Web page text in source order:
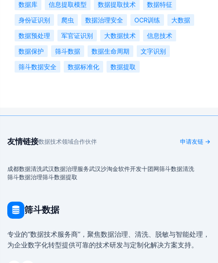
数据库
信息提取模型 数据提取技术
数据特征
身份证识别
爬虫 数据治理安全 OCR训练
大数据
数据预处理
军官证识别 大数据技术
信息技术
数据保护
筛斗数据 数据生命周期
文字识别
筛斗数据安全
数据标准化 数据提取
友情链接数据技术领域合作伙伴 申请友链 →
成都数据清洗武汉数据治理服务武汉沙淘金软件开发十团网筛斗数据清洗
筛斗数据治理筛斗数据提取
筛斗数据
专业的“数据技术服务商”，聚焦数据治理、清洗、脱敏与智能处理，
为企业数字化转型提供可靠的技术研发与定制化解决方案支持。